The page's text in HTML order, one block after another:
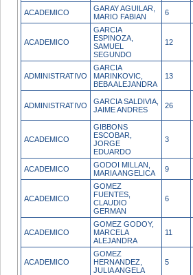
ACADEMICO
GARAY AGUILAR,
MARIO FABIAN
6
ACADEMICO
GARCIA
ESPINOZA,
SAMUEL
SEGUNDO
12
ADMINISTRATIVO
GARCIA
MARINKOVIC,
BEBA ALEJANDRA
13
ADMINISTRATIVO
GARCIA SALDIVIA,
JAIME ANDRES
26
ACADEMICO
GIBBONS
ESCOBAR,
JORGE
EDUARDO
3
ACADEMICO
GODOI MILLAN,
MARIA ANGELICA
9
ACADEMICO
GOMEZ
FUENTES,
CLAUDIO
GERMAN
6
ACADEMICO
GOMEZ GODOY,
MARCELA
ALEJANDRA
11
ACADEMICO
GOMEZ
HERNANDEZ,
JULIA ANGELA
5